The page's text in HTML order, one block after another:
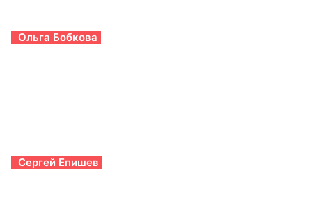
Ольга Бобкова
Сергей Епишев